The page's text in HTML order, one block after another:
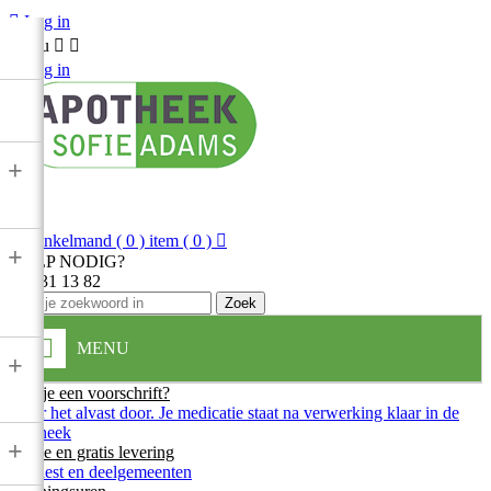
 Log in
Menu  
Log in
Winkelmand ( 0 ) item ( 0 ) 
HULP NODIG?
013 31 13 82
Zoek
MENU
+
+
+
+
Heb je een voorschrift?
Stuur het alvast door. Je medicatie staat na verwerking klaar in de
apotheek
Snelle en gratis levering
In Diest en deelgemeenten